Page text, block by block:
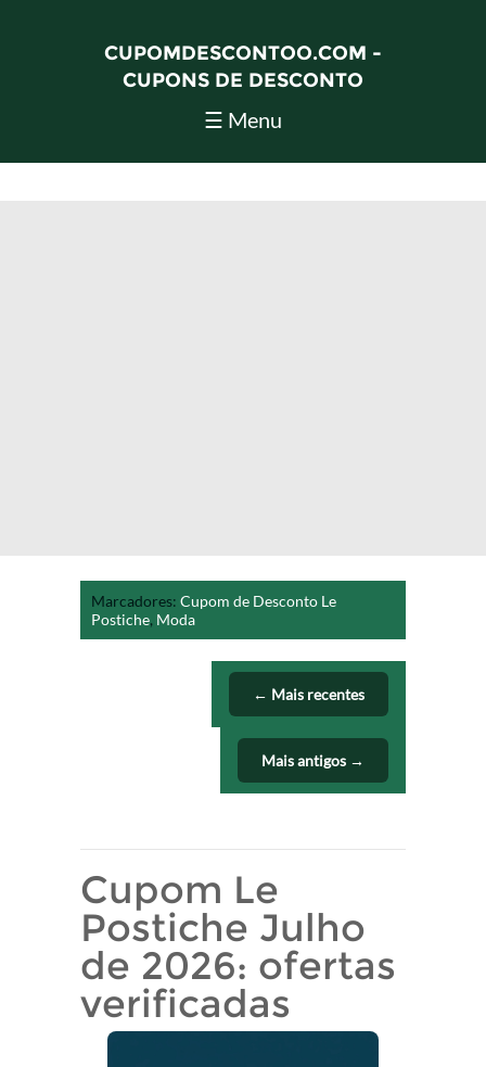
CUPOMDESCONTOO.COM -
CUPONS DE DESCONTO
☰ Menu
Marcadores: Cupom de Desconto Le
Postiche, Moda
← Mais recentes
Mais antigos →
Cupom Le
Postiche Julho
de 2026: ofertas
verificadas